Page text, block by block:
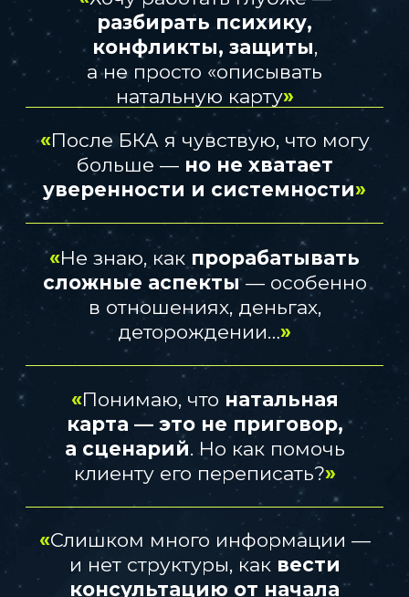
Навыки проведения тематических
разборовпо сложным темам —
финансы, отношения, рождение
детей, предназначение
Уверенность, чтовы видите
глубже, чем просто «Марс в 10
доме»
и проработки аспектов
Курс не повторяет базу.
Это — следующий уровень
зрелости и глубины.
Если вы чувствуете, что «чего-
то не хватает» — вы на пороге
перехода
в профессиональную работу.
ЗАПИСАТЬСЯ НА КУРС